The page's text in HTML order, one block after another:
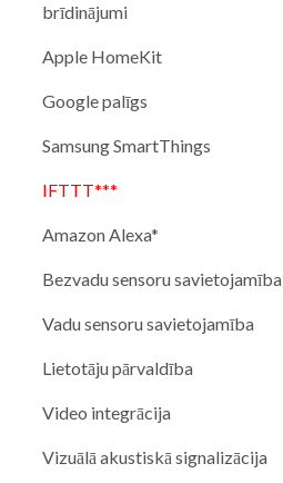
brīdinājumi
Apple HomeKit
Google palīgs
Samsung SmartThings
IFTTT***
Amazon Alexa*
Bezvadu sensoru savietojamība
Vadu sensoru savietojamība
Lietotāju pārvaldība
Video integrācija
Vizuālā akustiskā signalizācija